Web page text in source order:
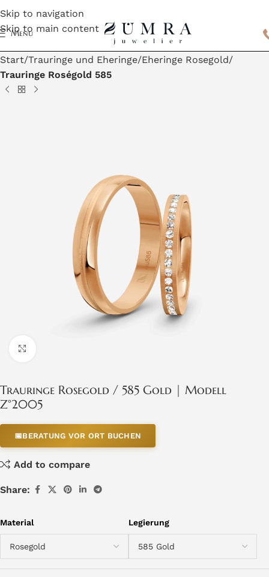
Skip to navigation
Skip to main content
Menu
Start Trauringe und Eheringe Eheringe Rosegold
Trauringe Roségold 585
Trauringe Rosegold / 585 Gold | Modell
Z°2005
📅BERATUNG VOR ORT BUCHEN
Add to compare
Share:
Material Legierung